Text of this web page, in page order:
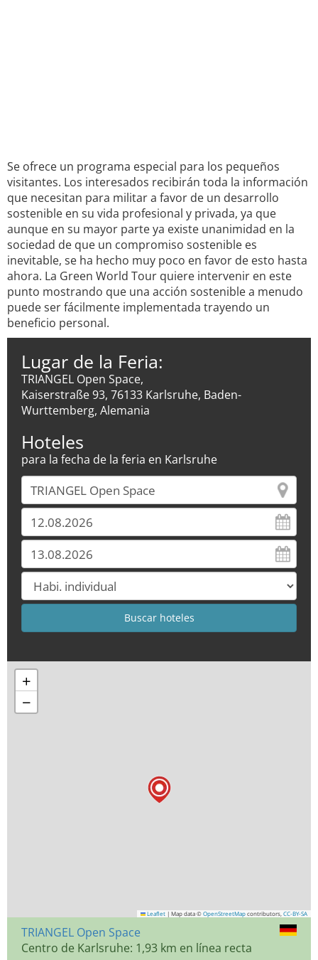
Se ofrece un programa especial para los pequeños
visitantes. Los interesados recibirán toda la información
que necesitan para militar a favor de un desarrollo
sostenible en su vida profesional y privada, ya que
aunque en su mayor parte ya existe unanimidad en la
sociedad de que un compromiso sostenible es
inevitable, se ha hecho muy poco en favor de esto hasta
ahora. La Green World Tour quiere intervenir en este
punto mostrando que una acción sostenible a menudo
puede ser fácilmente implementada trayendo un
beneficio personal.
Lugar de la Feria:
TRIANGEL Open Space,
Kaiserstraße 93, 76133 Karlsruhe, Baden-
Wurttemberg, Alemania
Hoteles
para la fecha de la feria en Karlsruhe
+
−
Leaflet | Map data © OpenStreetMap contributors, CC-BY-SA
TRIANGEL Open Space
Centro de Karlsruhe: 1,93 km en línea recta